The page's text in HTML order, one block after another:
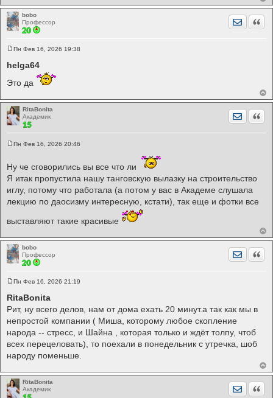
н
и
е
bobo
Профессор
о
щ
н
и
е
Пн Фев 16, 2026 19:38
helga64
Это да
RitaBonita
Академик
б
щ
н
и
Пн Фев 16, 2026 20:46
Ну че сговорились вы все что ли
Я итак пропустила нашу танговскую вылазку на строительство
иглу, потому что работала (а потом у вас в Академе слушала
лекцию по даосизму интересную, кстати), так еще и фотки все
выставляют такие красивые
bobo
Профессор
о
о
б
е
н
е
Пн Фев 16, 2026 21:19
RitaBonita
Рит, ну всего делов, нам от дома ехать 20 минут.а так как мы в
непростой компании ( Миша, которому любое скопление
народа -- стресс, и Шайна , которая только и ждёт толпу, чтоб
всех перецеловать), то поехали в понедельник с утречка, шоб
народу поменьше.
RitaBonita
Академик